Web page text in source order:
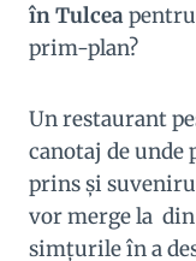
în Tulcea
prim-plan?
Un restaurant
canotaj de unde
prins şi
vor merge la
simţurile în a